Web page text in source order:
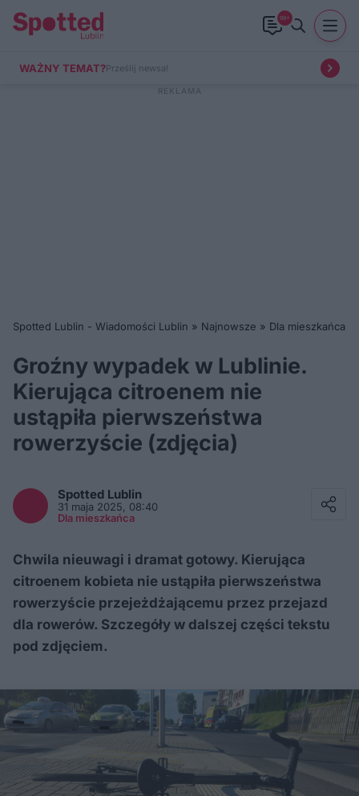
99+
WAŻNY TEMAT?Prześlij newsa!
Spotted Lublin - Wiadomości Lublin » Najnowsze » Dla mieszkańca
Groźny wypadek w Lublinie.
Kierująca citroenem nie
ustąpiła pierwszeństwa
rowerzyście (zdjęcia)
Spotted Lublin
31 maja 2025, 08:40
Dla mieszkańca
Chwila nieuwagi i dramat gotowy. Kierująca
citroenem kobieta nie ustąpiła pierwszeństwa
rowerzyście przejeżdżającemu przez przejazd
dla rowerów. Szczegóły w dalszej części tekstu
pod zdjęciem.